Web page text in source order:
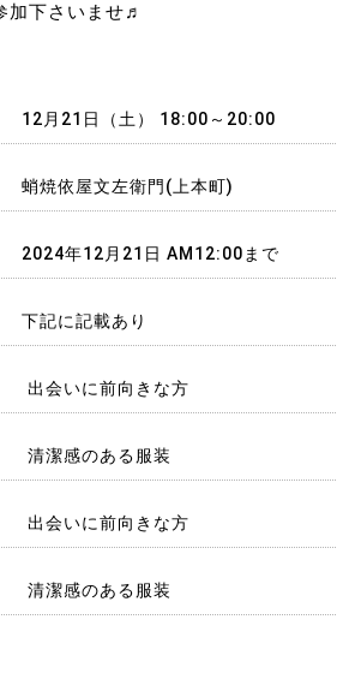
加下さいませ♬
12月21日（土） 18:00～20:00
蛸焼依屋文左衛門(上本町)
2024年12月21日 AM12:00まで
下記に記載あり
出会いに前向きな方
清潔感のある服装
出会いに前向きな方
清潔感のある服装